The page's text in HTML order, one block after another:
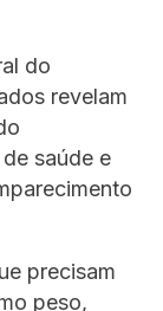
do
revelam
saúde e
precisam
peso,